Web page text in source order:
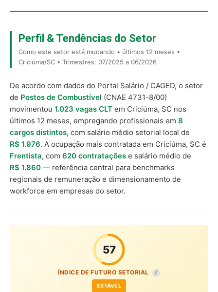
Perfil & Tendências do Setor
Como este setor está mudando • últimos 12 meses •
Criciúma/SC • Trimestres: 07/2025 a 06/2026
De acordo com dados do Portal Salário / CAGED, o setor
de Postos de Combustível (CNAE 4731-8/00)
movimentou 1.023 vagas CLT em Criciúma, SC nos
últimos 12 meses, empregando profissionais em 8
cargos distintos, com salário médio setorial local de
R$ 1.976. A ocupação mais contratada em Criciúma, SC é
Frentista, com 620 contratações e salário médio de
R$ 1.860 — referência central para benchmarks
regionais de remuneração e dimensionamento de
workforce em empresas do setor.
57
ÍNDICE DE FUTURO SETORIAL I
ESTÁVEL